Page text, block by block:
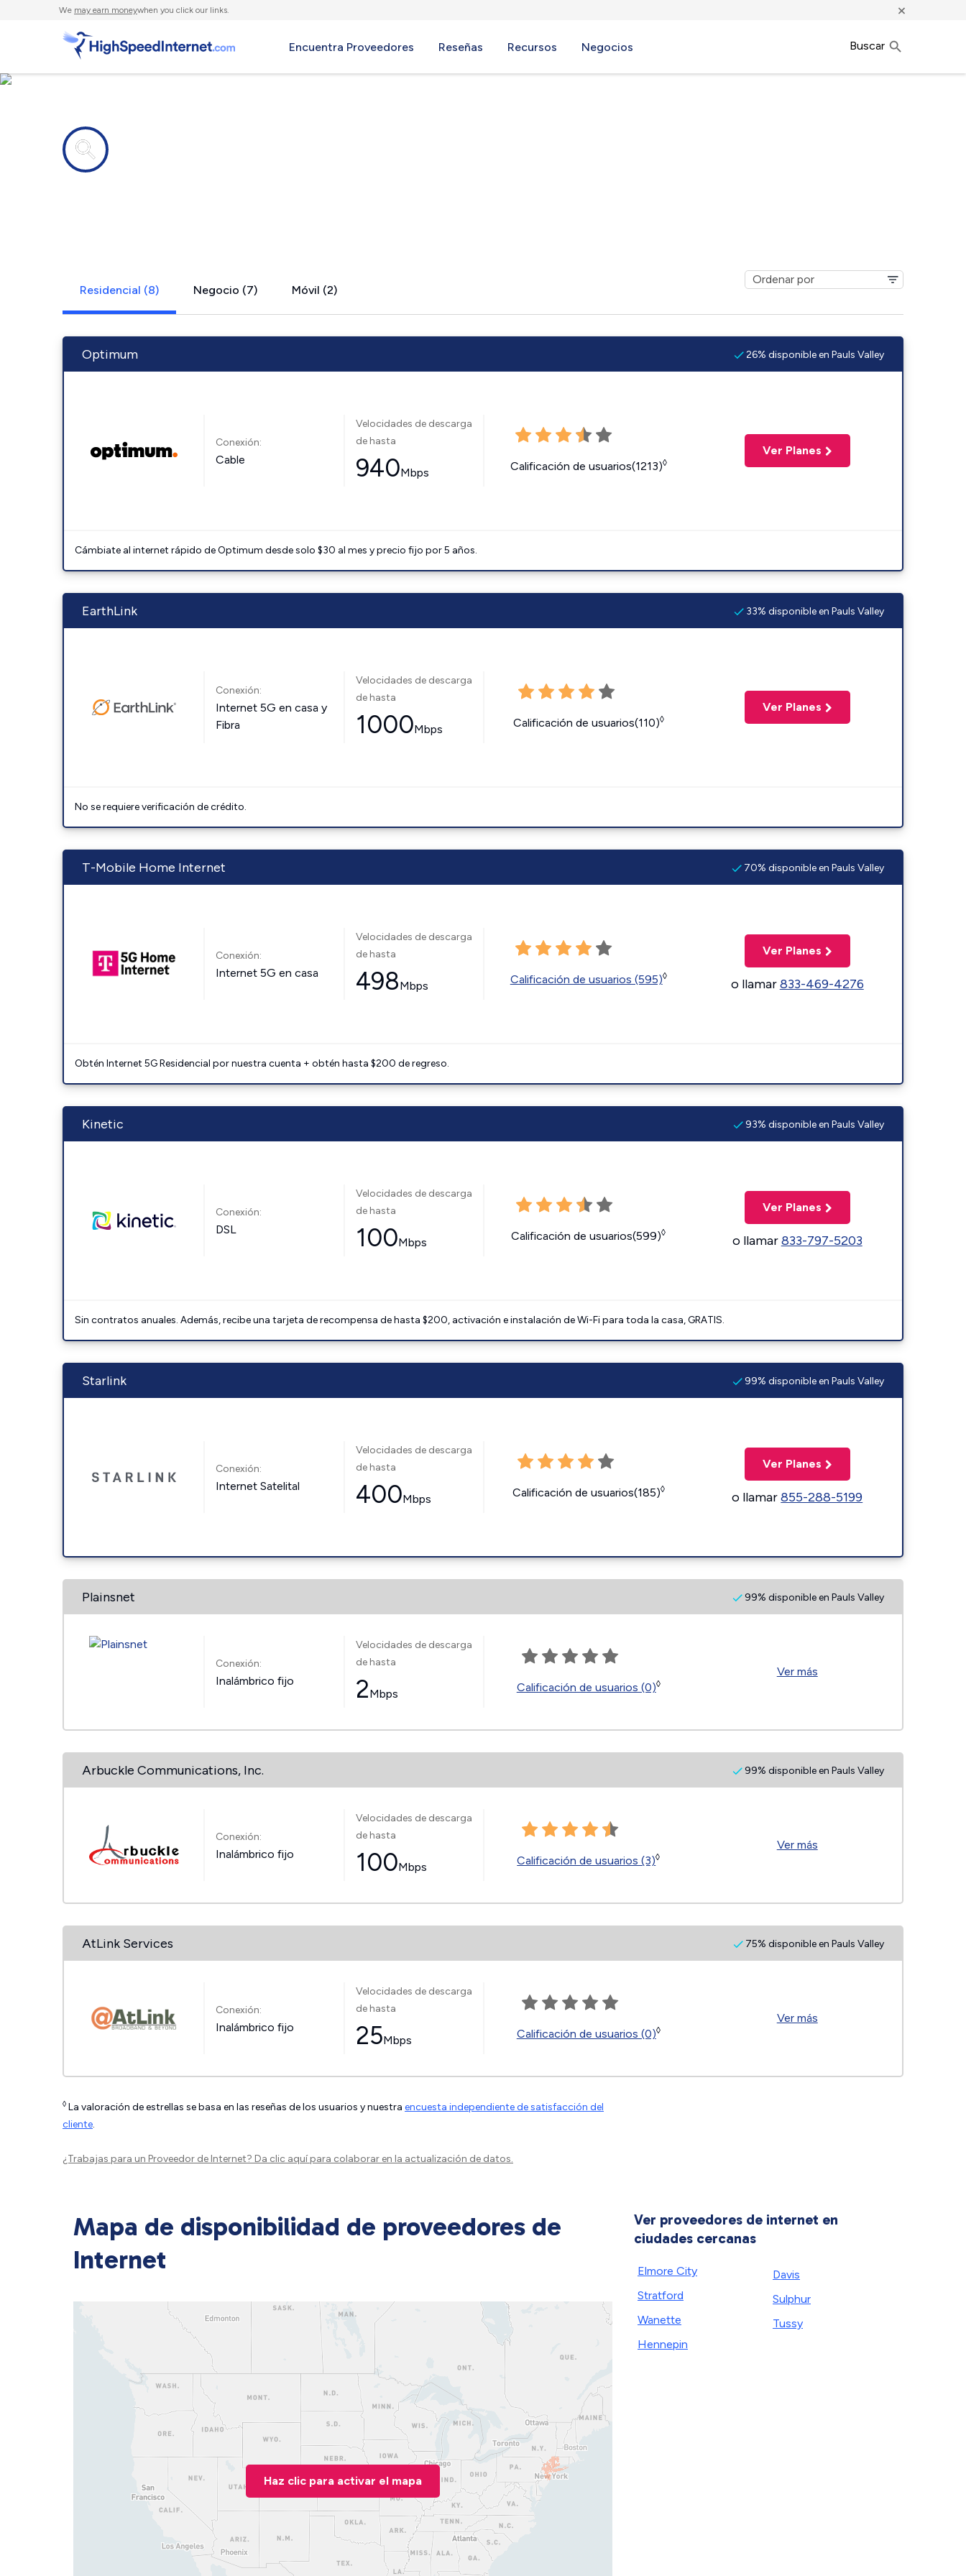
We may earn moneywhen you click our links. ×
Encuentra Proveedores Reseñas Recursos Negocios Buscar
Residencial (8) Negocio (7) Móvil (2)
Optimum 26% disponible en Pauls Valley
Conexión:
Cable
Velocidades de descarga
de hasta
940Mbps Calificación de usuarios(1213)◊
Ver Planes
Cámbiate al internet rápido de Optimum desde solo $30 al mes y precio fijo por 5 años.
EarthLink 33% disponible en Pauls Valley
Conexión:
Internet 5G en casa y
Fibra
Velocidades de descarga
de hasta
1000Mbps Calificación de usuarios(110)◊
Ver Planes
No se requiere verificación de crédito.
T-Mobile Home Internet 70% disponible en Pauls Valley
Conexión:
Internet 5G en casa
Velocidades de descarga
de hasta
498Mbps Calificación de usuarios (595)◊
Ver Planes
o llamar833-469-4276
Obtén Internet 5G Residencial por nuestra cuenta + obtén hasta $200 de regreso.
Kinetic 93% disponible en Pauls Valley
Conexión:
DSL
Velocidades de descarga
de hasta
100Mbps Calificación de usuarios(599)◊
Ver Planes
o llamar833-797-5203
Sin contratos anuales. Además, recibe una tarjeta de recompensa de hasta $200, activación e instalación de Wi-Fi para toda la casa, GRATIS.
Starlink 99% disponible en Pauls Valley
Conexión:
Internet Satelital
Velocidades de descarga
de hasta
400Mbps Calificación de usuarios(185)◊
Ver Planes
o llamar855-288-5199
Plainsnet 99% disponible en Pauls Valley
Conexión:
Inalámbrico fijo
Velocidades de descarga
de hasta
2Mbps Calificación de usuarios (0)◊
Ver más
Arbuckle Communications, Inc. 99% disponible en Pauls Valley
Conexión:
Inalámbrico fijo
Velocidades de descarga
de hasta
100Mbps Calificación de usuarios (3)◊
Ver más
AtLink Services 75% disponible en Pauls Valley
Conexión:
Inalámbrico fijo
Velocidades de descarga
de hasta
25Mbps Calificación de usuarios (0)◊
Ver más
◊ La valoración de estrellas se basa en las reseñas de los usuarios y nuestra encuesta independiente de satisfacción del
cliente.
¿Trabajas para un Proveedor de Internet? Da clic aquípara colaborar en la actualización de datos.
Mapa de disponibilidad de proveedores de
Internet
Haz clic para activar el mapa
Ver proveedores de internet en
ciudades cercanas
Elmore City
Stratford
Wanette
Hennepin
Davis
Sulphur
Tussy